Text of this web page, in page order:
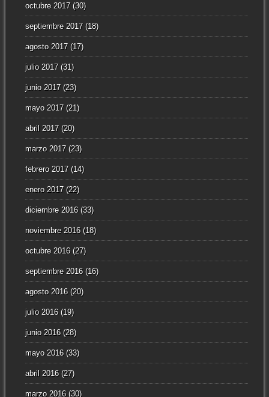
octubre 2017(30)
septiembre 2017(18)
agosto 2017(17)
julio 2017(31)
junio 2017(23)
mayo 2017(21)
abril 2017(20)
marzo 2017(23)
febrero 2017(14)
enero 2017(22)
diciembre 2016(33)
noviembre 2016(18)
octubre 2016(27)
septiembre 2016(16)
agosto 2016(20)
julio 2016(19)
junio 2016(28)
mayo 2016(33)
abril 2016(27)
marzo 2016(30)